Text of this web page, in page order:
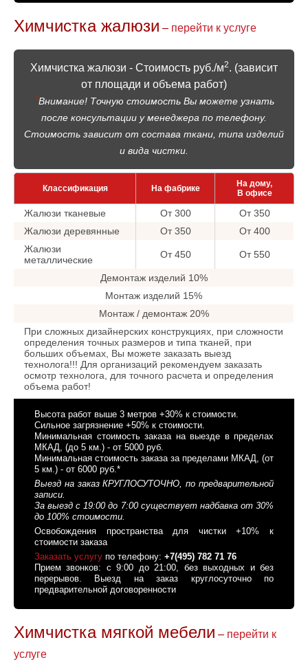
Химчистка жалюзи – перейти к услуге
Химчистка жалюзи - Стоимость руб./м2. (зависит
от площади и объема работ)
*Внимание! Точную стоимость Вы можете узнать
после консультации у менеджера по телефону.
Стоимость зависит от состава ткани, типа изделий
и вида чистки.
Классификация На фабрике
На дому,
В офисе
Жалюзи тканевые От 300
От 350
Жалюзи деревянные
От 350
От 400
Жалюзи
металлические
От 450 От 550
Демонтаж изделий 10%
Монтаж изделий 15%
Монтаж / демонтаж 20%
При сложных дизайнерских конструкциях, при сложности
определения точных размеров и типа тканей, при
больших объемах, Вы можете заказать выезд
технолога!!! Для организаций рекомендуем заказать
осмотр технолога, для точного расчета и определения
объема работ!
Высота работ выше 3 метров +30% к стоимости.
Сильное загрязнение +50% к стоимости.
Минимальная стоимость заказа на выезде в пределах
МКАД, (до 5 км.) - от 5000 руб.
Минимальная стоимость заказа за пределами МКАД, (от
5 км.) - от 6000 руб.*
Выезд на заказ КРУГЛОСУТОЧНО, по предварительной
записи.
За выезд с 19:00 до 7:00 существует надбавка от 30%
до 100% стоимости.
Освобождения пространства для чистки +10% к
стоимости заказа
Заказать услугу по телефону: +7(495) 782 71 76
Прием звонков: с 9:00 до 21:00, без выходных и без
перерывов. Выезд на заказ круглосуточно по
предварительной договоренности
Химчистка мягкой мебели – перейти к
услуге